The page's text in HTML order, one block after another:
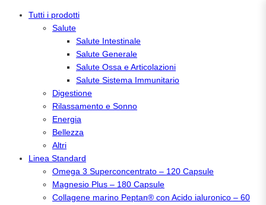
Tutti i prodotti
Salute
Salute Intestinale
Salute Generale
Salute Ossa e Articolazioni
Salute Sistema Immunitario
Digestione
Rilassamento e Sonno
Energia
Bellezza
Altri
Linea Standard
Omega 3 Superconcentrato – 120 Capsule
Magnesio Plus – 180 Capsule
Collagene marino Peptan® con Acido ialuronico – 60